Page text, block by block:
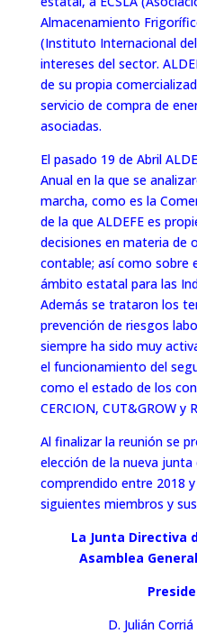
Almacenamiento
(Instituto Internacional
intereses del sector.
de su propia
servicio de compra de
asociadas.
El pasado 19 de Abril
Anual en la que se
marcha, como es la
de la que ALDEFE es
decisiones en materia de
contable; así como sobre
ámbito estatal para las
Además se trataron los
prevención de riesgos
siempre ha sido muy
el funcionamiento del
como el estado de los
CERCION, CUT&GROW y
Al finalizar la reunión se
elección de la nueva
comprendido entre 2018
siguientes miembros y
La Junta Directiva
Asamblea
D. Julián